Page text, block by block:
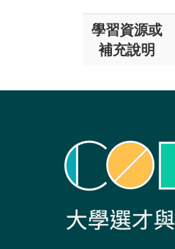
學習資源或
補充說明